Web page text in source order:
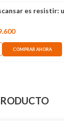
es resistir:
.600
COMPRAR AHORA